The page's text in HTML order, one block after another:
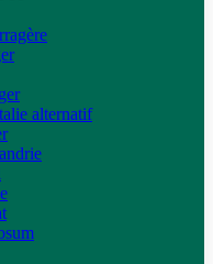
alternatif